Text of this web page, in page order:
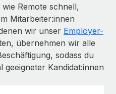
Remote schnell,
Mitarbeiter:innen
wir unser Employer-
übernehmen wir alle
sodass du
Kandidat:innen